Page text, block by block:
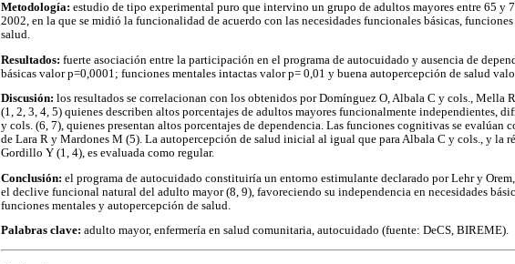
Metodología: estudio de tipo experimental puro que intervino un grupo de adultos mayores entre 65 y
2002, en la que se midió la funcionalidad de acuerdo con las necesidades funcionales básicas,
salud.
Resultados: fuerte asociación entre la participación en el programa de autocuidado y ausencia de
básicas valor p=0,0001; funciones mentales intactas valor p= 0,01 y buena autopercepción de salud
Discusión: los resultados se correlacionan con los obtenidos por Domínguez O, Albala C y cols., Mella
(1, 2, 3, 4, 5) quienes describen altos porcentajes de adultos mayores funcionalmente independientes,
y cols. (6, 7), quienes presentan altos porcentajes de dependencia. Las funciones cognitivas se evalúan
de Lara R y Mardones M (5). La autopercepción de salud inicial al igual que para Albala C y cols., y la
Gordillo Y (1, 4), es evaluada como regular.
Conclusión: el programa de autocuidado constituiría un entorno estimulante declarado por Lehr y
el declive funcional natural del adulto mayor (8, 9), favoreciendo su independencia en necesidades
funciones mentales y autopercepción de salud.
Palabras clave: adulto mayor, enfermería en salud comunitaria, autocuidado (fuente: DeCS, BIREME).